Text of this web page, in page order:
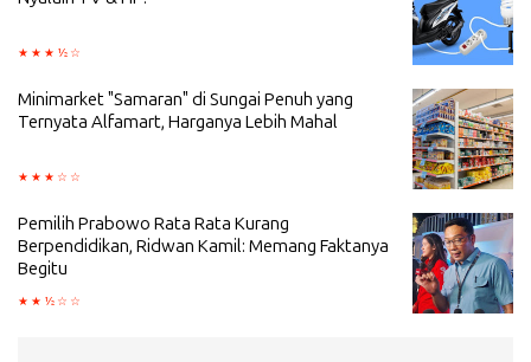
Minimarket "Samaran" di Sungai Penuh yang
Ternyata Alfamart, Harganya Lebih Mahal
Pemilih Prabowo Rata Rata Kurang
Berpendidikan, Ridwan Kamil: Memang Faktanya
Begitu